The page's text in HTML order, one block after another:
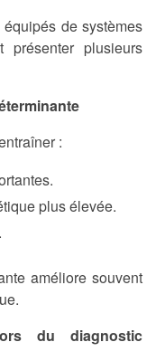
de systèmes
présenter plusieurs
:
plus élevée.
améliore souvent
du diagnostic